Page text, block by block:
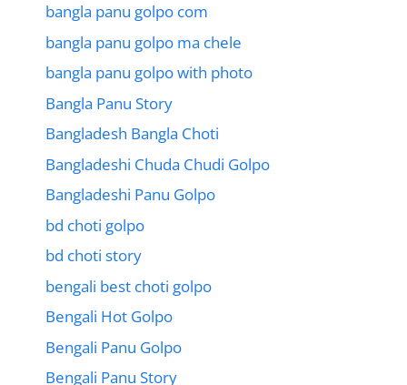
bangla panu golpo com
bangla panu golpo ma chele
bangla panu golpo with photo
Bangla Panu Story
Bangladesh Bangla Choti
Bangladeshi Chuda Chudi Golpo
Bangladeshi Panu Golpo
bd choti golpo
bd choti story
bengali best choti golpo
Bengali Hot Golpo
Bengali Panu Golpo
Bengali Panu Story